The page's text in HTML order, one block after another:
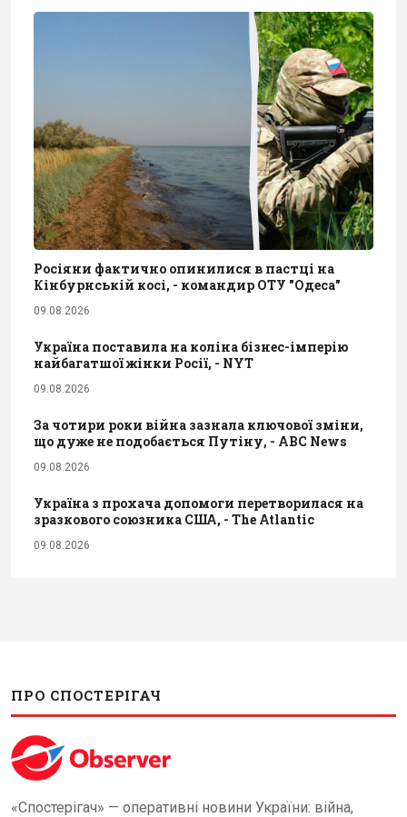
Росіяни фактично опинилися в пастці на
Кінбурнській косі, - командир ОТУ "Одеса"
09.08.2026
Україна поставила на коліна бізнес-імперію
найбагатшої жінки Росії, - NYT
09.08.2026
За чотири роки війна зазнала ключової зміни,
що дуже не подобається Путіну, - ABC News
09.08.2026
Україна з прохача допомоги перетворилася на
зразкового союзника США, - The Atlantic
09.08.2026
ПРО СПОСТЕРІГАЧ
«Спостерігач» — оперативні новини України: війна,